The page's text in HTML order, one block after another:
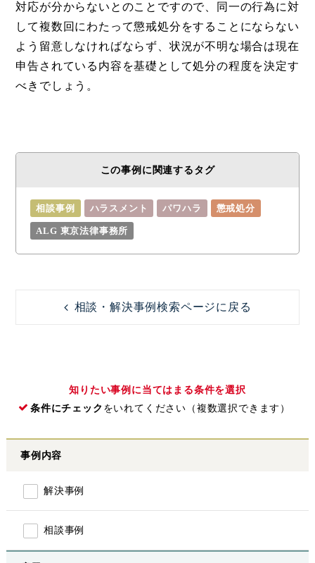
対応が分からないとのことですので、同一の行為に対
して複数回にわたって懲戒処分をすることにならない
よう留意しなければならず、状況が不明な場合は現在
申告されている内容を基礎として処分の程度を決定す
べきでしょう。
この事例に関連するタグ
相談事例 ハラスメント パワハラ 懲戒処分
ALG 東京法律事務所
相談・解決事例検索ページに戻る
知りたい事例に当てはまる条件を選択
条件にチェック をいれてください（複数選択できます）
事例内容
解決事例
相談事例